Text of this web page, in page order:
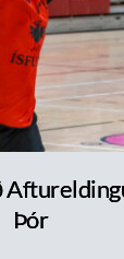
Þór